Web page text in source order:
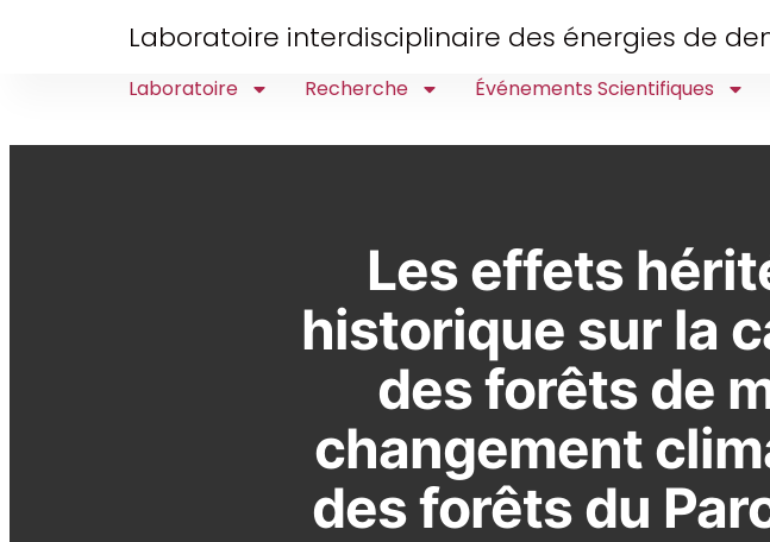
Laboratoire interdisciplinaire des énergies de
Laboratoire Recherche Événements Scientifiques
Les effets
historique sur la
des forêts de
changement
des forêts du